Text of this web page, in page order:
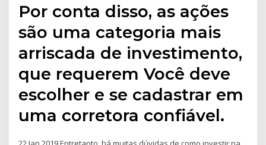
Por conta disso, as ações
são uma categoria mais
arriscada de investimento,
que requerem Você deve
escolher e se cadastrar em
uma corretora confiável.